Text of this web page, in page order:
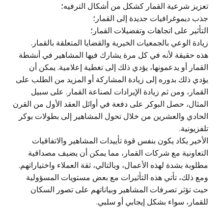
تعزيز شرعية القمار كشكل من أشكال الترفيه؛
جذب ديموغرافيات جديدة إلى القمار؛
التأثير على اتجاهات وتفضيلات القمار؛
زيادة الوعي بالجمعيات الخيرية والقضايا المتعلقة بالقمار.
هذه حقيقة لأنه في كل مرة يشارك فيها المشاهير في أنشطة
القمار أو يدعمونها، يؤدي ذلك إلى تغطية إعلامية. يمكن أن
يؤدي ذلك بدوره إلى زيادة المشاركة أو المزيد من الطلب على
القمار، ومن ثم زيادة الإيرادات لصناعة القمار. على سبيل
المثال، حصل البوكر على دفعة في أوائل العقد الأول من القرن
الحادي والعشرين من خلال تحول المشاهير إلى بطولات بوكر
تلفزيونية.
الأخير يكاد يكون بنفس قوة تأييدات المشاهير والاتفاقيات
التعاونية مع شركات القمار، مما يمكن أن يضيف مصداقية
مطلوبة بشدة لهذه الأعمال، وبالتالي، ثقة العملاء واختياراتهم.
ومع ذلك، تأتي هذه التأثيرات مع بعض مستويات المسؤولية
حيث تؤثر تصرفات المشاهير وبياناتهم على تصور السكان
للقمار، سواء بشكل إيجابي أو سلبي.